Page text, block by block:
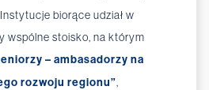
biorące udział w
wspólne stoisko, na którym
– ambasadorzy na
rozwoju regionu”,